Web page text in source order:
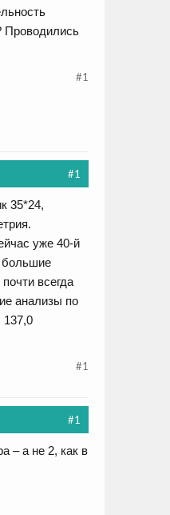
Проводились
#1
#1
35*24,
уже 40-й
большие
всегда
анализы по
137,0
#1
#1
– а не 2, как в